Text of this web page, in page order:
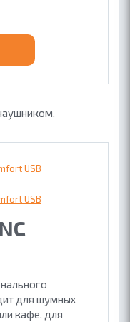
для шумных
кафе, для